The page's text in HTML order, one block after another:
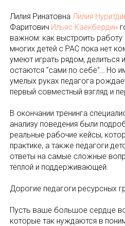
Лилия Ринатовна Лилия
Фаритович Ильяс Каекбердин
важном: как выстроить работу
многих детей с РАС пока нет
умеют играть рядом, делиться
остаются "сами по себе"… Но
умелых руках педагога
первый совместный взгляд и
В окончании тренинга
анализу поведения были
реальные рабочие кейсы,
практике, а также педагоги
ответы на самые сложные
тёплой и поддерживающей.
Дорогие педагоги ресурсных
Пусть ваше большое сердце
которые так нуждаются в